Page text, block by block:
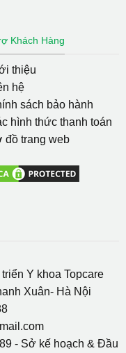
Khách Hàng
thiệu
hệ
sách bảo hành
hình thức thanh toán
đồ trang web
Y khoa Topcare
Xuân- Hà Nội
- Sở kế hoạch & Đầu